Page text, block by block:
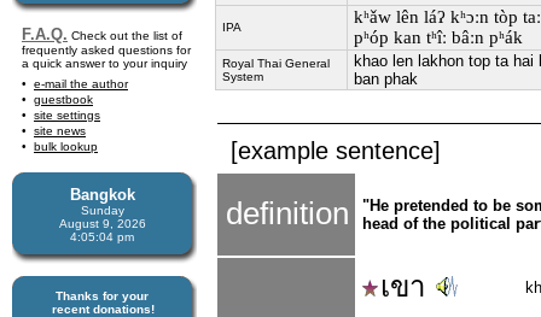
F.A.Q. Check out the list of
frequently asked questions for
a quick answer to your inquiry
e-mail the author
guestbook
site settings
site news
bulk lookup
Bangkok
Sunday
August 9, 2026
4:05:04 pm
Thanks for your
recent donations!
IPA
kʰǎw lên láʔ kʰɔːn tòp
pʰóp kan tʰîː bâːn pʰák
Royal Thai General
System
khao len lakhon top ta
ban phak
[example sentence]
definition
"He pretended to be
head of the political
เขา